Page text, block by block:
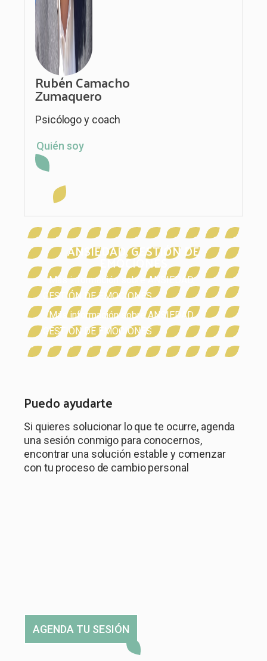
Rubén Camacho
Zumaquero
Psicólogo y coach
Quién soy
ANSIEDAD,GESTIÓN DE
EMOCIONES
Más información sobreANSIEDAD,
GESTIÓN DE EMOCIONES
Más información sobreANSIEDAD,
GESTIÓN DE EMOCIONES
Puedo ayudarte
Si quieres solucionar lo que te ocurre, agenda
una sesión conmigo para conocernos,
encontrar una solución estable y comenzar
con tu proceso de cambio personal
AGENDA TU SESIÓN